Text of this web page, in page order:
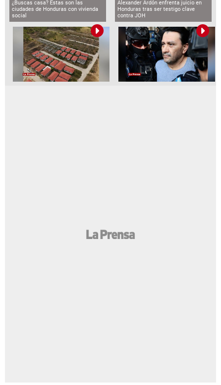
¿Buscas casa? Estas son las
ciudades de Honduras con vivienda
social
Alexander Ardón enfrenta juicio en
Honduras tras ser testigo clave
contra JOH